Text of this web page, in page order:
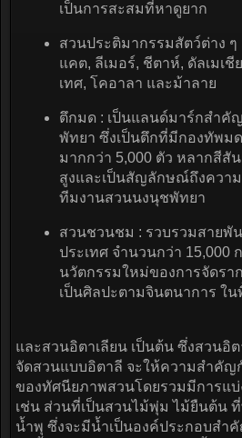
เป็นการสะสมที่หาดูยาก
สวนประติมากรรมสัตว์ต่าง ๆ
แคต, ลีเมอร์, ชีตาห์, ดัลเมเชี
เทศ, โคอาลา และม้าลาย
ตึกมด : เป็นแลนด์มาร์กสำ
พัทยา ซึ่งเป็นตึกที่มีกองทัพม
มากกว่า 5,000 ตัว หลากสีสั
สูงและเป็นสัญลักษณ์ถึงควา
ทีมงานสวนนงนุชพัทยา
สวนชวนชม : รวบรวมสายพั
ประเทศ จำนวนกว่า 15,000
นวัตกรรมใหม่ของการจัดรา
เป็นศิลปะตามจินตนาการ ใน
และสวนอิตาเลียน เป็นต้น ซึ่งสวนอิ
จัดสวนแบบอิตาลี จะให้ความสำคัญ
ของทัศนียภาพสวนโดยรวมมีการแ
เช่น ส่วนที่เป็นสวนไม้พุ่ม ไม้ยืนต้น
น้ำพุ ซึ่งจะมีน้ำเป็นองค์ประกอบสำ